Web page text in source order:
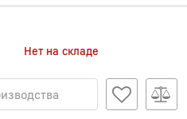
Нет на складе